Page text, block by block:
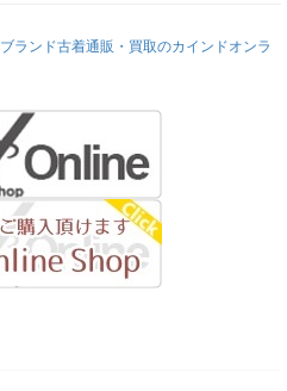
ブランド古着通販・買取のカインドオンラ